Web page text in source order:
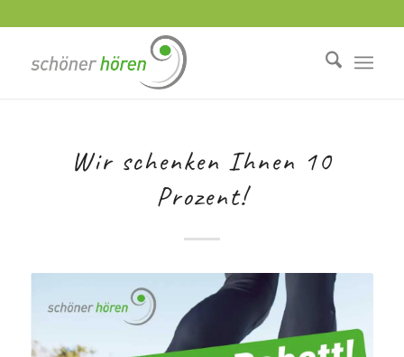
Wir schenken Ihnen 10
Prozent!